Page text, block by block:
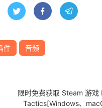
  
件 音频
限时免费获取 Steam 游
Tactics[Windows、